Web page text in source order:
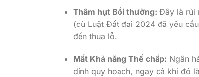
Thâm hụt Bồi thường: Đây là rủi
(dù Luật Đất đai 2024 đã yêu
đến thua lỗ.
Mất Khả năng Thế chấp: Ngân
dính quy hoạch, ngay cả khi đó